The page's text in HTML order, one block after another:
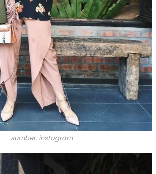
sumber: instagram